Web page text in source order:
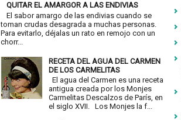
QUITAR EL AMARGOR A LAS ENDIVIAS
El sabor amargo de las endivias cuando se
toman crudas desagrada a muchas personas.
Para evitarlo, déjalas un rato en remojo con un
chorr...
RECETA DEL AGUA DEL CARMEN
DE LOS CARMELITAS
El agua del Carmen es una receta
antigua creada por los Monjes
Carmelitas Descalzos de París, en
el siglo XVII. Los Monjes la f...